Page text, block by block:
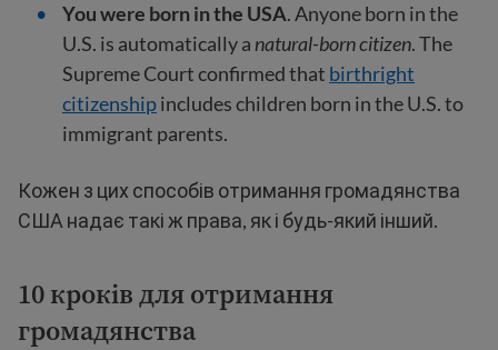
You were born in the USA. Anyone born in the
U.S. is automatically a natural-born citizen. The
Supreme Court confirmed that birthright
citizenshipincludes children born in the U.S. to
immigrant parents.
Кожен з цих способів отримання громадянства
США надає такі ж права, як і будь-який інший.
10 кроків для отримання
громадянства